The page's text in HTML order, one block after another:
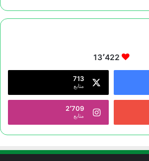
13٬422
713
متابع
2٬709
متابع